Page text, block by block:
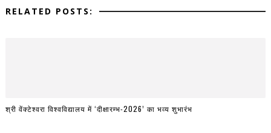
RELATED POSTS:
श्री वेंक्टेश्वरा विश्वविद्यालय में ‘दीक्षारम्भ-2026’ का भव्य शुभारंभ